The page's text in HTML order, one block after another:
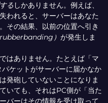
る しかありません。例えば、
われると、サーバーはあなた
その結果、以前の位置へ引き
） が発生しま
はありません。たとえば「マ
ケットがサーバーに届かなか
発砲していないことになりま
いても、それはPC側が「当た
バーはその情報を受け取って